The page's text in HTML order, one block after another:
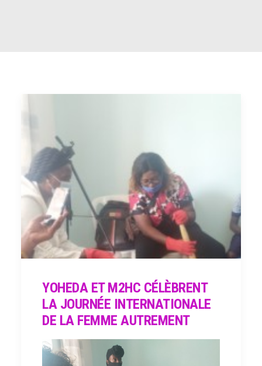
YOHEDA ET M2HC CÉLÈBRENT
LA JOURNÉE INTERNATIONALE
DE LA FEMME AUTREMENT